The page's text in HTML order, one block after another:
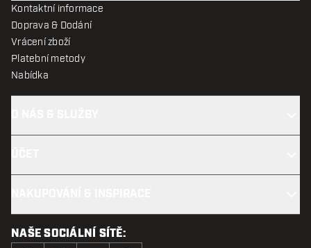
Kontaktní informace
Doprava & Dodání
Vrácení zboží
Platební metody
Nabídka
NAŠE SOCIÁLNÍ SÍTĚ: